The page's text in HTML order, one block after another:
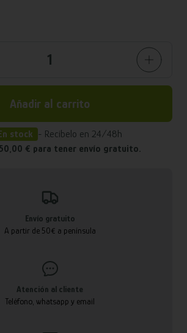
Añadir al carrito
stock - Recíbelo en 24/48h
€ para tener envío gratuito.
Envío gratuito
A partir de 50€ a península
Atención al cliente
Teléfono, whatsapp y email